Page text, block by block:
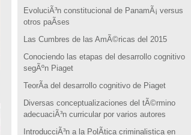
EvoluciÃ³n constitucional de PanamÃ¡ versus
otros paÃ­ses
Las Cumbres de las AmÃ©ricas del 2015
Conociendo las etapas del desarrollo cognitivo
segÃºn Piaget
TeorÃ­a del desarrollo cognitivo de Piaget
Diversas conceptualizaciones del tÃ©rmino
adecuaciÃ³n curricular por varios autores
IntroducciÃ³n a la PolÃ­tica criminalistica en